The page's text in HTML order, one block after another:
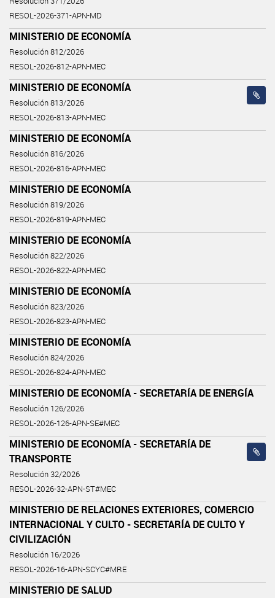
RESOL-2026-371-APN-MD
MINISTERIO DE ECONOMÍA
Resolución 812/2026
RESOL-2026-812-APN-MEC
MINISTERIO DE ECONOMÍA
Resolución 813/2026
RESOL-2026-813-APN-MEC
MINISTERIO DE ECONOMÍA
Resolución 816/2026
RESOL-2026-816-APN-MEC
MINISTERIO DE ECONOMÍA
Resolución 819/2026
RESOL-2026-819-APN-MEC
MINISTERIO DE ECONOMÍA
Resolución 822/2026
RESOL-2026-822-APN-MEC
MINISTERIO DE ECONOMÍA
Resolución 823/2026
RESOL-2026-823-APN-MEC
MINISTERIO DE ECONOMÍA
Resolución 824/2026
RESOL-2026-824-APN-MEC
MINISTERIO DE ECONOMÍA - SECRETARÍA DE ENERGÍA
Resolución 126/2026
RESOL-2026-126-APN-SE#MEC
MINISTERIO DE ECONOMÍA - SECRETARÍA DE
TRANSPORTE
Resolución 32/2026
RESOL-2026-32-APN-ST#MEC
MINISTERIO DE RELACIONES EXTERIORES, COMERCIO
INTERNACIONAL Y CULTO - SECRETARÍA DE CULTO Y
CIVILIZACIÓN
Resolución 16/2026
RESOL-2026-16-APN-SCYC#MRE
MINISTERIO DE SALUD